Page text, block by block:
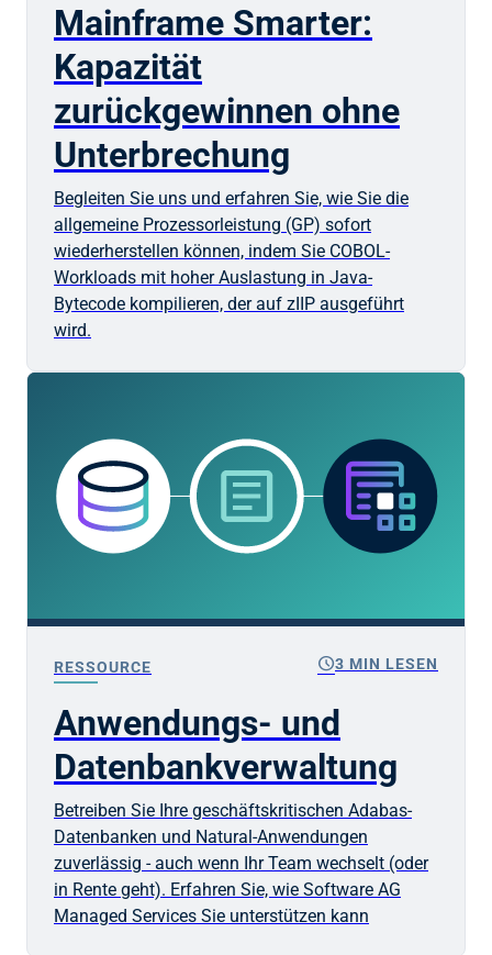
Mainframe Smarter:
Kapazität
zurückgewinnen ohne
Unterbrechung
Begleiten Sie uns und erfahren Sie, wie Sie die
allgemeine Prozessorleistung (GP) sofort
wiederherstellen können, indem Sie COBOL-
Workloads mit hoher Auslastung in Java-
Bytecode kompilieren, der auf zIIP ausgeführt
wird.
RESSOURCE schedule3 MIN LESEN
Anwendungs- und
Datenbankverwaltung
Betreiben Sie Ihre geschäftskritischen Adabas-
Datenbanken und Natural-Anwendungen
zuverlässig - auch wenn Ihr Team wechselt (oder
in Rente geht). Erfahren Sie, wie Software AG
Managed Services Sie unterstützen kann